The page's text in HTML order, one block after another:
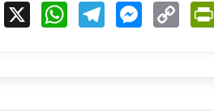
Facebook WhatsAppTelegramMessenger
Copy
Link